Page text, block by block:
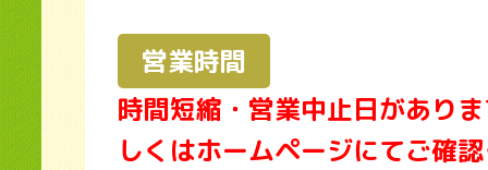
営業時間
時間短縮・営業中止日があり
しくはホームページにてご確